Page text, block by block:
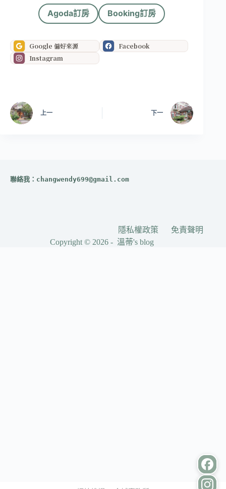
Agoda訂房 Booking訂房
Google 偏好來源
Facebook
Instagram
上一 下一
聯絡我： changwendy699@gmail.com
隱私權政策
免責聲明
Copyright © 2026 - 溫蒂's blog